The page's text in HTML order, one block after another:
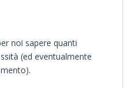
noi sapere quanti
(ed eventualmente